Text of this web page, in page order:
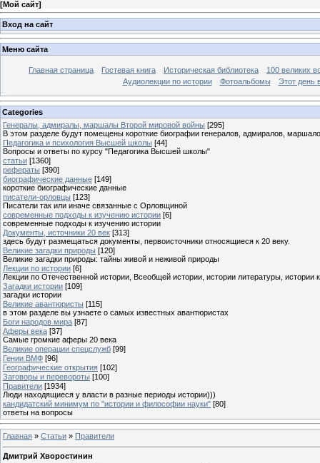
[Мой сайт]
Вход на сайт
Меню сайта
Главная страница Гостевая книга Историческая библиотека
100 великих
Аудиолекции по истории
Фотоальбомы Этот день
Categories
Генералы, адмиралы, маршалы Второй мировой войны [295]
В этом разделе будут помещены короткие биографии генералов, адмиралов,
Педагогика и психология Высшей школы [44]
Вопросы и ответы по курсу "Педагогика Высшей школы"
статьи [1360]
рефераты [390]
биографические данные [149]
короткие биографические данные
писатели-орловцы [123]
Писатели так или иначе связанные с Орловщиной
современные подходы к изучению истории [6]
современные подходы к изучению истории
Документы, источники 20 век [313]
здесь будут размещаться документы, первоисточники относящиеся к 20 веку.
Великие загадки природы [120]
Великие загадки природы: тайны живой и неживой природы
Лекции по истории [6]
Лекции по Отечественной истории, Всеобщей истории, истории литературы, истории
Загадки истории [109]
загадки истории
Великие авантюристы [115]
в этом разделе вы узнаете о самых известных авантюристах
Боги народов мира [87]
Аферы века [37]
Самые громкие аферы 20 века
Великие операции спецслужб [99]
Гении ВМФ [96]
Географические открытия [102]
Заговоры и перевороты [100]
Правители [1934]
Люди находящиеся у власти в разные периоды истории)))
кандидатский минимум по "истории и философии науки" [80]
ответы на вопросы
Главная » Статьи » Правители
Дмитрий Хворостинин